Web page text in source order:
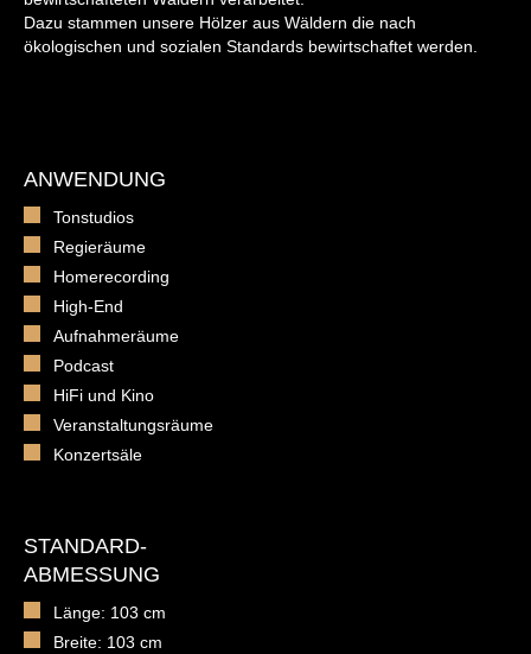
Dazu stammen unsere Hölzer aus Wäldern die nach
ökologischen und sozialen Standards bewirtschaftet werden.
ANWENDUNG
Tonstudios
Regieräume
Homerecording
High-End
Aufnahmeräume
Podcast
HiFi und Kino
Veranstaltungsräume
Konzertsäle
STANDARD-
ABMESSUNG
Länge: 103 cm
Breite: 103 cm